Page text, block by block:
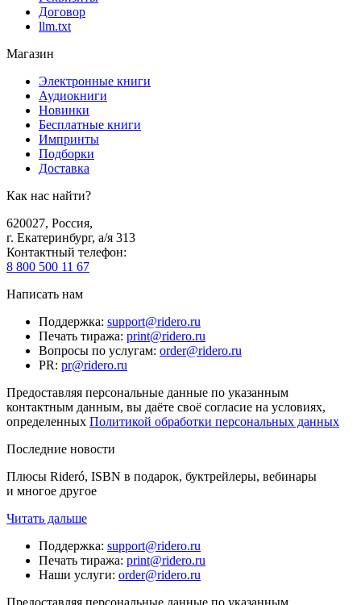
Договор
llm.txt
Магазин
Электронные книги
Аудиокниги
Новинки
Бесплатные книги
Импринты
Подборки
Доставка
Как нас найти?
620027, Россия,
г. Екатеринбург, а/я 313
Контактный телефон:
8 800 500 11 67
Написать нам
Поддержка: support@ridero.ru
Печать тиража: print@ridero.ru
Вопросы по услугам: order@ridero.ru
PR: pr@ridero.ru
Предоставляя персональные данные по указанным
контактным данным, вы даёте своё согласие на условиях,
определенных Политикой обработки персональных данных
Последние новости
Плюсы Rideró, ISBN в подарок, буктрейлеры, вебинары
и многое другое
Читать дальше
Поддержка: support@ridero.ru
Печать тиража: print@ridero.ru
Наши услуги: order@ridero.ru
Предоставляя персональные данные по указанным